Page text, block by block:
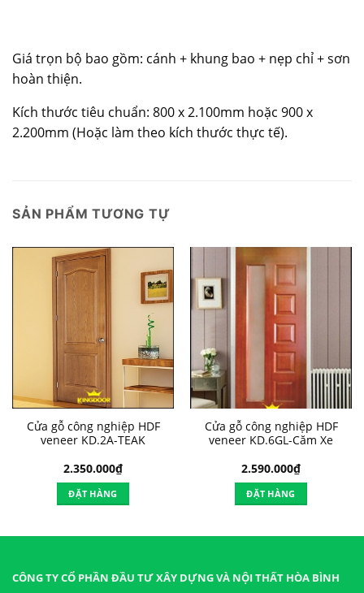
Giá trọn bộ bao gồm: cánh + khung bao + nẹp chỉ + sơn
hoàn thiện.
Kích thước tiêu chuẩn: 800 x 2.100mm hoặc 900 x
2.200mm (Hoặc làm theo kích thước thực tế).
SẢN PHẨM TƯƠNG TỰ
Cửa gỗ công nghiệp HDF
veneer KD.2A-TEAK
2.350.000₫
ĐẶT HÀNG
Cửa gỗ công nghiệp HDF
veneer KD.6GL-Căm Xe
2.590.000₫
ĐẶT HÀNG
CÔNG TY CỔ PHẦN ĐẦU TƯ XÂY DỰNG VÀ NỘI THẤT HÒA BÌNH